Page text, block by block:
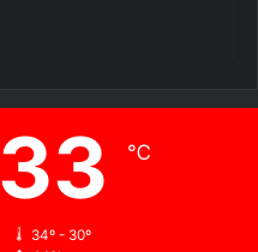
33 ℃
34º - 30º